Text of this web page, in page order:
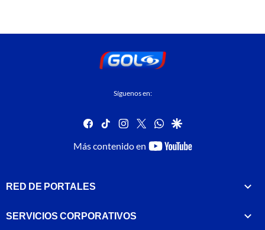
Síguenos en:
facebook
tiktok instagram
twitterwhatsapp
google
Más contenido en
youtube-
RED DE PORTALES
SERVICIOS CORPORATIVOS